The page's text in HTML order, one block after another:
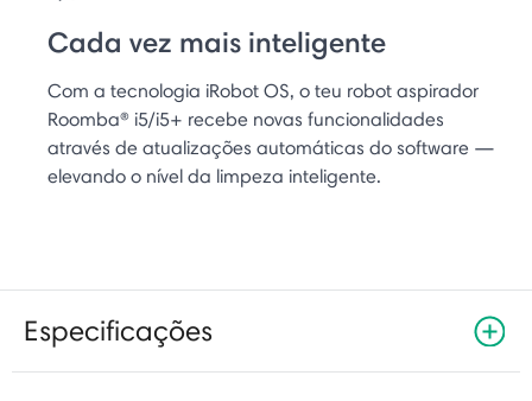
Cada vez mais inteligente
Com a tecnologia iRobot OS, o teu robot aspirador
Roomba® i5/i5+ recebe novas funcionalidades
através de atualizações automáticas do software —
elevando o nível da limpeza inteligente.
Especificações